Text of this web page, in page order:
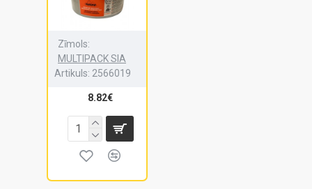
Zīmols:
MULTIPACK SIA
Artikuls: 2566019
8.82€